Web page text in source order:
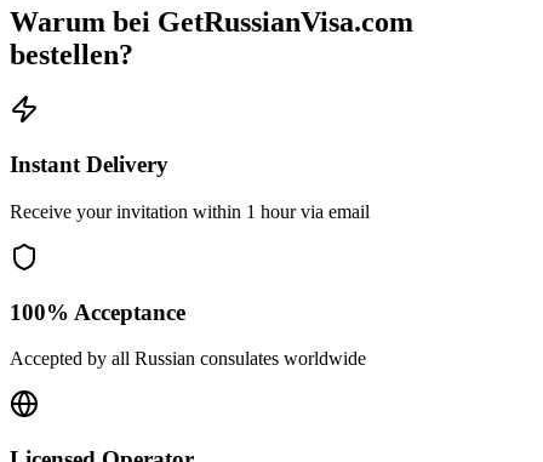
Warum bei GetRussianVisa.com
bestellen?
Instant Delivery
Receive your invitation within 1 hour via email
100% Acceptance
Accepted by all Russian consulates worldwide